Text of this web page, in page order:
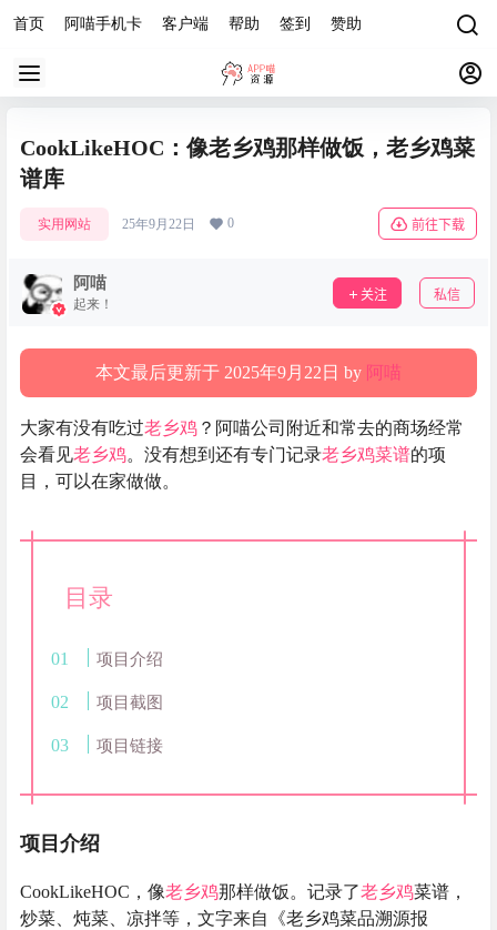
首页 阿喵手机卡 客户端 帮助 签到 赞助
CookLikeHOC：像老乡鸡那样做饭，老乡鸡菜
谱库
实用网站 25年9月22日 0 前往下载
阿喵
起来！
关注 私信
本文最后更新于 2025年9月22日 by 阿喵
大家有没有吃过老乡鸡 ？阿喵公司附近和常去的商场经常
会看见老乡鸡。没有想到还有专门记录老乡鸡菜谱的项
目，可以在家做做。
目录
项目介绍
项目截图
项目链接
项目介绍
CookLikeHOC，像老乡鸡那样做饭。记录了老乡鸡菜谱，
炒菜、炖菜、凉拌等，文字来自《老乡鸡菜品溯源报